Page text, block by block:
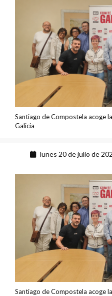
Santiago de Compostela acoge
Galicia
lunes 20 de julio de
Santiago de Compostela acoge